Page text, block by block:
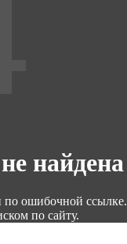
найдена
ошибочной ссылке.
по сайту.